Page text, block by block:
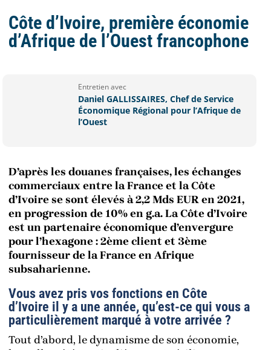
Côte d’Ivoire, première économie
d’Afrique de l’Ouest francophone
Entretien avec
Daniel GALLISSAIRES, Chef de Service
Économique Régional pour l’Afrique de
l’Ouest
D’après les douanes françaises, les échanges
commerciaux entre la France et la Côte
d’Ivoire se sont élevés à 2,2 Mds EUR en 2021,
en progression de 10% en g.a. La Côte d’Ivoire
est un partenaire économique d’envergure
pour l’hexagone : 2ème client et 3ème
fournisseur de la France en Afrique
subsaharienne.
Vous avez pris vos fonctions en Côte
d’Ivoire il y a une année, qu’est-ce qui vous a
particulièrement marqué à votre arrivée ?
Tout d’abord, le dynamisme de son économie,